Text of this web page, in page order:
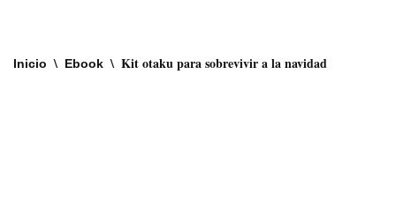
al
Inicio \ Ebook \ Kit otaku para sobrevivir a la navidad